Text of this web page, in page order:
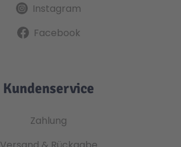
Instagram
Facebook
Kundenservice
Zahlung